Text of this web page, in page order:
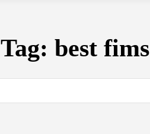
Tag: best fims